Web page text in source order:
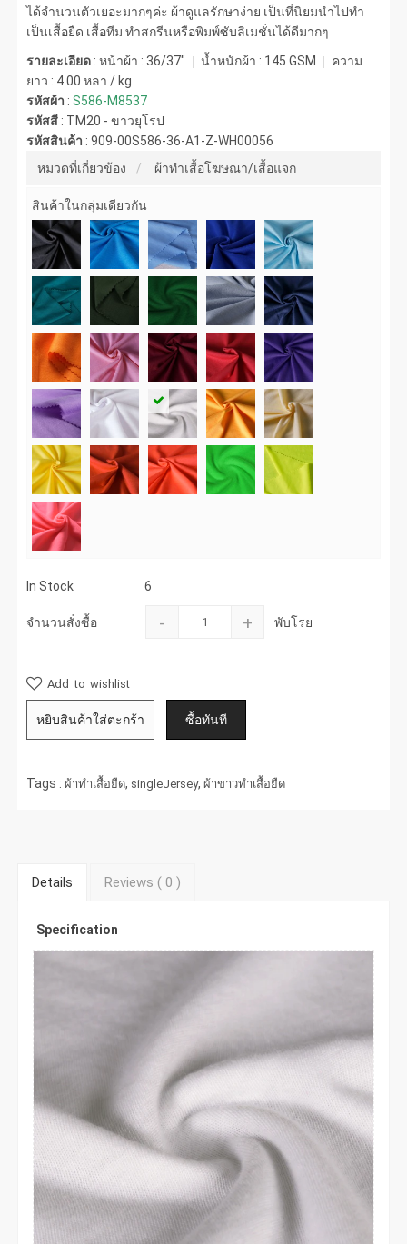
ได้จำนวนตัวเยอะมากๆค่ะ ผ้าดูแลรักษาง่าย เป็นที่นิยมนำไปทำ
เป็นเสื้อยืด เสื้อทีม ทำสกรีนหรือพิมพ์ซับลิเมชั่นได้ดีมากๆ
รายละเอียด : หน้าผ้า : 36/37" น้ำหนักผ้า : 145 GSM
ความ
ยาว : 4.00 หลา / kg
รหัสผ้า :S586-M8537
รหัสสี : TM20 - ขาวยุโรป
รหัสสินค้า :909-00S586-36-A1-Z-WH00056
หมวดที่เกี่ยวข้อง
ผ้าทำเสื้อโฆษณา/เสื้อแจก
สินค้าในกลุ่มเดียวกัน
In Stock 6
จำนวนสั่งซื้อ - + พับโรย
Add to wishlist
Tags :ผ้าทำเสื้อยืด, singleJersey,ผ้าขาวทำเสื้อยืด
Details Reviews ( 0)
Specification